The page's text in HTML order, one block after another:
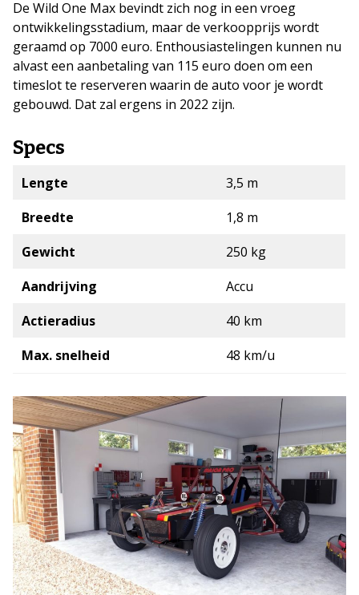
De Wild One Max bevindt zich nog in een vroeg
ontwikkelingsstadium, maar de verkoopprijs wordt
geraamd op 7000 euro. Enthousiastelingen kunnen nu
alvast een aanbetaling van 115 euro doen om een
timeslot te reserveren waarin de auto voor je wordt
gebouwd. Dat zal ergens in 2022 zijn.
Specs
Lengte
3,5 m
Breedte
1,8 m
Gewicht
250 kg
Aandrijving
Accu
Actieradius
40 km
Max. snelheid
48 km/u